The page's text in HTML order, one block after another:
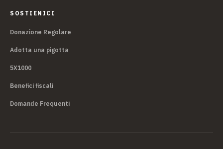
SOSTIENICI
Donazione Regolare
Adotta una pigotta
5X1000
Benefici fiscali
Domande Frequenti